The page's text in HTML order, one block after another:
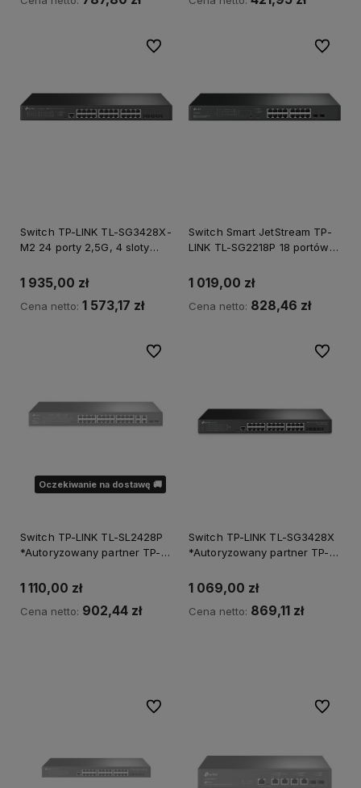
Switch TP-LINK TL-SG3428X-
M2 24 porty 2,5G, 4 sloty
partner TP-LINK*
1 935,00 zł
Cena netto: 1 573,17 zł
Do ulubionych
Switch Smart JetStream TP-
LINK TL-SG2218P 18 portów
portów PoE+
1 019,00 zł
Cena netto: 828,46 zł
Do
Oczekiwanie na dostawę 🚚
Switch TP-LINK TL-SL2428P
*Autoryzowany partner TP-
1 110,00 zł
Cena netto: 902,44 zł
Do ulubionych
Switch TP-LINK TL-SG3428X
*Autoryzowany partner TP-
1 069,00 zł
Cena netto: 869,11 zł
Do
Do ulubionych Do